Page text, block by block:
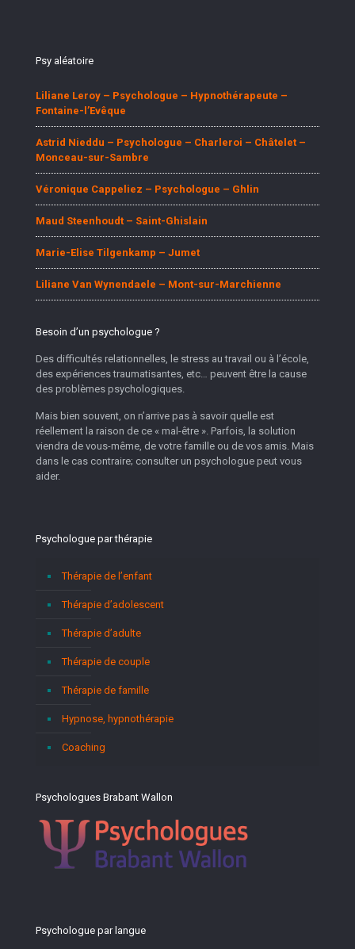
Psy aléatoire
Liliane Leroy – Psychologue – Hypnothérapeute –
Fontaine-l’Evêque
Astrid Nieddu – Psychologue – Charleroi – Châtelet –
Monceau-sur-Sambre
Véronique Cappeliez – Psychologue – Ghlin
Maud Steenhoudt – Saint-Ghislain
Marie-Elise Tilgenkamp – Jumet
Liliane Van Wynendaele – Mont-sur-Marchienne
Besoin d’un psychologue ?
Des difficultés relationnelles, le stress au travail ou à l’école,
des expériences traumatisantes, etc… peuvent être la cause
des problèmes psychologiques.
Mais bien souvent, on n’arrive pas à savoir quelle est
réellement la raison de ce « mal-être ». Parfois, la solution
viendra de vous-même, de votre famille ou de vos amis. Mais
dans le cas contraire; consulter un psychologue peut vous
aider.
Psychologue par thérapie
Thérapie de l’enfant
Thérapie d’adolescent
Thérapie d’adulte
Thérapie de couple
Thérapie de famille
Hypnose, hypnothérapie
Coaching
Psychologues Brabant Wallon
Psychologue par langue